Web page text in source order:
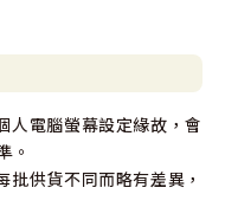
人電腦螢幕設定緣故，會
。
供貨不同而略有差異，